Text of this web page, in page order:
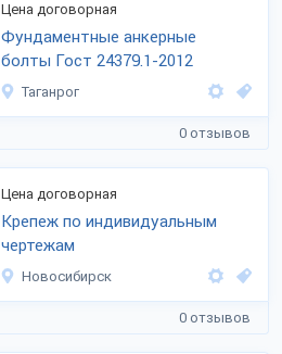
Цена договорная
Фундаментные анкерные
болты Гост 24379.1-2012
Таганрог
0 отзывов
Цена договорная
Крепеж по индивидуальным
чертежам
Новосибирск
0 отзывов